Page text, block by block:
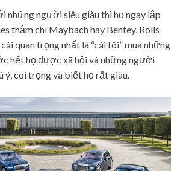
những người siêu giàu thì họ ngay lập
thậm chí Maybach hay Bentey, Rolls
quan trọng nhất là “cái tôi” mua những
hết họ được xã hội và những người
ý, coi trọng và biết họ rất giàu.